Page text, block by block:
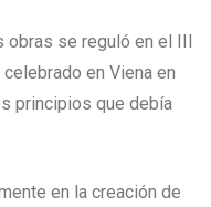
obras se reguló en el III
en Viena en
principios que debía
en la creación de